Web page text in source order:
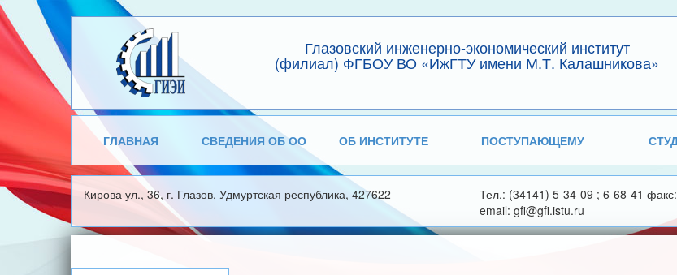
Глазовский инженерно-экономический институт
(филиал) ФГБОУ ВО «ИжГТУ имени М.Т. Калашникова»
ГЛАВНАЯ СВЕДЕНИЯ ОБ ОО ОБ ИНСТИТУТЕ ПОСТУПАЮЩЕМУ
Кирова ул., 36, г. Глазов, Удмуртская республика, 427622
Тел.: (34141) 5-34-09 ; 6-68-41
email: gfi@gfi.istu.ru